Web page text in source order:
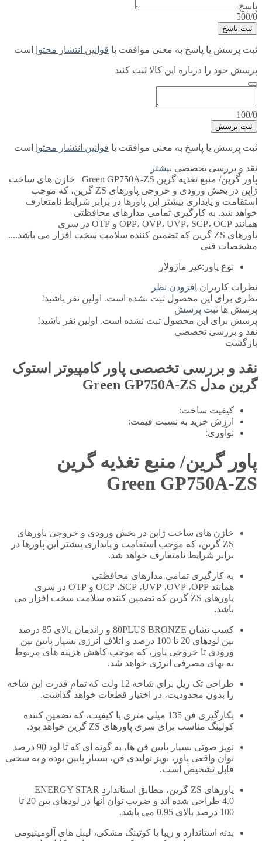
پاسخ
500/0
ثبت پاسخ
ثبت پرسش یا پاسخ به معنی موافقت با قوانین انتشار محتوا است
پرسش خود را درباره این کالا ثبت کنید
100/0
ثبت پرسش
ثبت پرسش یا پاسخ به معنی موافقت با قوانین انتشار محتوا است
نقد و بررسی تخصصی بیشتر
پاور گرین/ منبع تغذیه گرین Green GP750A-ZS خازن های ساخت
ژاپن در بخش ورودی و خروجی پاورهای ZS گرین، که موجب
استقامت و پایداری بیشتر این پاورها در برابر شرایط نامتعارف
خواهد شد. به کارگیری تمامی مدارهای محافظتی
همانند OPP، OVP، UVP، SCP، OCP و OTP در سری
پاورهای ZS گرین که تضمین کننده سلامت سخت افزار می باشد....
مشخصات فنی
نوع پاور:غیر ماژولار
نظرات کاربران افزودن نظر
نظری برای این محصول ثبت نشده است. اولین نفر باشید!
پرسش ها ثبت پرسش
پرسش برای این محصول ثبت نشده است. اولین نفر باشید!
نقد و بررسی تخصصی
بازگشت
نقد و بررسی تخصصی پاور کامپیوتر استوک
گرین مدل Green GP750A-ZS
کیفیت ساخت:
ارزش خرید به نسبت قیمت:
نوآوری:
پاور گرین/ منبع تغذیه گرین
Green GP750A-ZS
خازن های ساخت ژاپن در بخش ورودی و خروجی پاورهای
ZS گرین، که موجب استقامت و پایداری بیشتر این پاورها در
برابر شرایط نامتعارف خواهد شد.
به کارگیری تمامی مدارهای محافظتی
همانند OPP، OVP، UVP، SCP، OCP و OTP در سری
پاورهای ZS گرین که تضمین کننده سلامت سخت افزار می
باشد.
کسب نشان 80PLUS BRONZE
و راندمان بالای 85 درصد
بین لودهای 20 تا 100 درصد و اتلاف انرژی بسیار پایین بین
ورودی تا خروجی پاور، که موجب کاهش هزینه های مربوط
به بهای مصرفی انرژی خواهد شد.
طراحی تک ریل برای شاخه 12 ولت که تمام قدرت این شاخه
را بدون محدودیت، در اختیار قطعات خواهد گذاشت.
بکارگیری فن 135 میلی متری با کیفیت، که تضمین کننده
کولینگ مناسب برای سری پاورهای ZS گرین خواهد بود.
نویز صوتی بسیار پایین فن ها، به گونه ای که تا لود 90 درصد
توان واقعی پاور، نویز تولیدی فن، بسیار پایین بوده و به سختی
قابل تشخیص است.
پاورهای ZS گرین، مطابق استاندارد ENERGY STAR
4.0
طراحی شده اند و ضریب توان آنها در لودهای بین 20 تا
100 درصد بالای 0.95 می باشد.
بدنه استاندارد و زیبا با کوتینگ مشکی، لیبل های آلومینیومی